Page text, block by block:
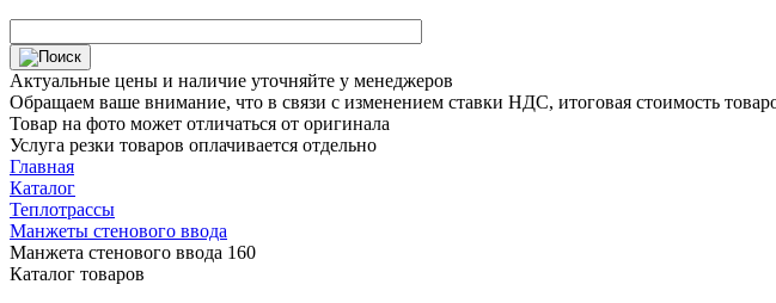
Актуальные цены и наличие уточняйте у менеджеров
Обращаем ваше внимание, что в связи с изменением ставки НДС, итоговая стоимость
Товар на фото может отличаться от оригинала
Услуга резки товаров оплачивается отдельно
Главная
Каталог
Теплотрассы
Манжеты стенового ввода
Манжета стенового ввода 160
Каталог товаров